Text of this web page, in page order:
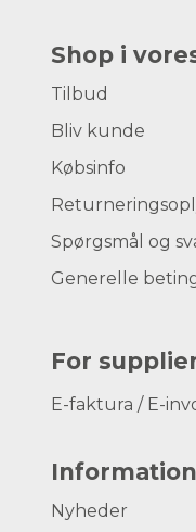
Shop i
Tilbud
Bliv kunde
Købsinfo
Spørgsmål og
Generelle
For
E-faktura / E-
Information
Nyheder